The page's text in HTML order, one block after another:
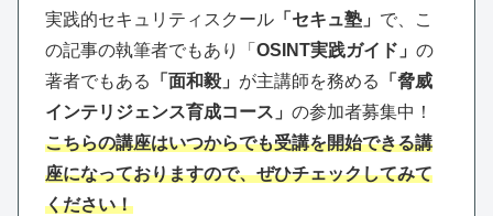
実践的セキュリティスクール 「セキュ塾」 で、こ
の記事の執筆者でもあり「 OSINT実践ガイド」 の
著者でもある
「面和毅」 が主講師を務める
「脅威
インテリジェンス育成コース」 の参加者募集中！
こちらの講座はいつからでも受講を開始できる講
座になっておりますので、ぜひチェックしてみて
ください！